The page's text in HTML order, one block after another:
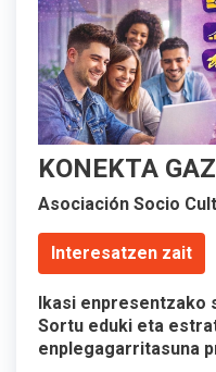
KONEKTA
Asociación Socio
Interesatzen zait
Ikasi enpresentzako
Sortu eduki eta
enplegagarritasuna